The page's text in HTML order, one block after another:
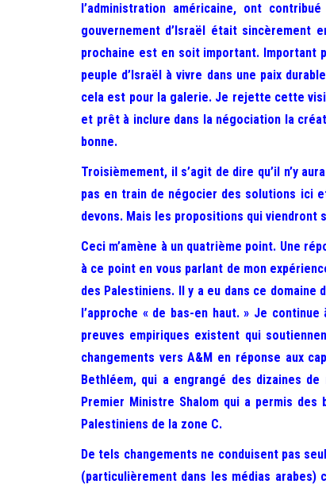
l’administration américaine, ont
gouvernement d’Israël était sincèrement
prochaine est en soit important. Important
peuple d’Israël à vivre dans une paix
cela est pour la galerie. Je rejette cette
et prêt à inclure dans la négociation la
bonne.
Troisièmement, il s’agit de dire qu’il n’y
pas en train de négocier des solutions ici
devons. Mais les propositions qui
Ceci m’amène à un quatrième point. Une
à ce point en vous parlant de mon
des Palestiniens. Il y a eu dans ce
l’approche « de bas-en haut. » Je
preuves empiriques existent qui
changements vers A&M en réponse aux
Bethléem, qui a engrangé des dizaines
Premier Ministre Shalom qui a permis
Palestiniens de la zone C.
De tels changements ne conduisent pas
(particulièrement dans les médias